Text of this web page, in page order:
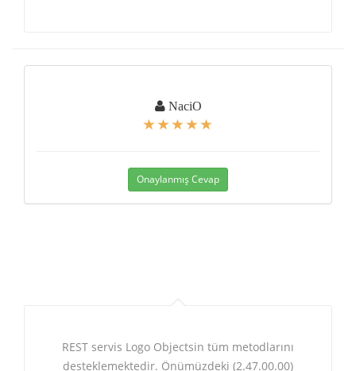
NaciO
Onaylanmış Cevap
REST servis Logo Objectsin tüm metodlarını
desteklemektedir. Önümüzdeki (2.47.00.00)